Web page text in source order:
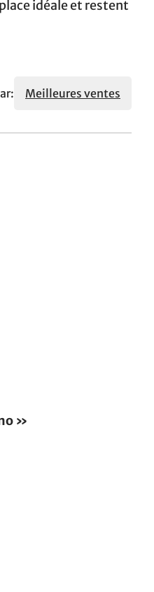
idéale et restent
Meilleures ventes
»